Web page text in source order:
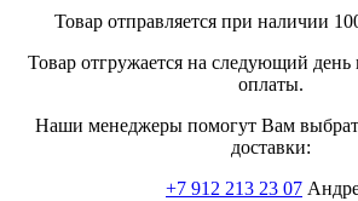
Товар отправляется при наличии
Товар отгружается на следующий день
оплаты.
Наши менеджеры помогут Вам
доставки:
+7 912 213 23 07